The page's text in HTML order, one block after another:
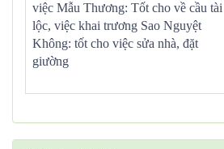
việc Mẫu Thương: Tốt cho về cầu tài
lộc, việc khai trương Sao Nguyệt
Không: tốt cho việc sửa nhà, đặt
giường